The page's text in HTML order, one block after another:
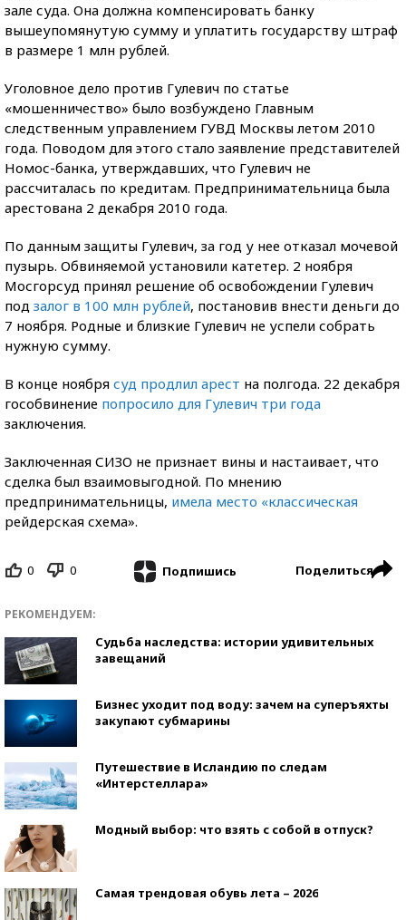
зале суда. Она должна компенсировать банку
вышеупомянутую сумму и уплатить государству штраф
в размере 1 млн рублей.
Уголовное дело против Гулевич по статье
«мошенничество» было возбуждено Главным
следственным управлением ГУВД Москвы летом 2010
года. Поводом для этого стало заявление представителей
Номос-банка, утверждавших, что Гулевич не
рассчиталась по кредитам. Предпринимательница была
арестована 2 декабря 2010 года.
По данным защиты Гулевич, за год у нее отказал мочевой
пузырь. Обвиняемой установили катетер. 2 ноября
Мосгорсуд принял решение об освобождении Гулевич
под залог в 100 млн рублей, постановив внести деньги до
7 ноября. Родные и близкие Гулевич не успели собрать
нужную сумму.
В конце ноября суд продлил арест на полгода. 22 декабря
гособвинение попросило для Гулевич три года
заключения.
Заключенная СИЗО не признает вины и настаивает, что
сделка был взаимовыгодной. По мнению
предпринимательницы, имела место «классическая
рейдерская схема».
0 0 Подпишись Поделиться
РЕКОМЕНДУЕМ:
Судьба наследства: истории удивительных
завещаний
Бизнес уходит под воду: зачем на суперъяхты
закупают субмарины
Путешествие в Исландию по следам
«Интерстеллара»
Модный выбор: что взять с собой в отпуск?
Самая трендовая обувь лета – 2026